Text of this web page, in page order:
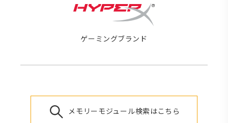
ゲーミングブランド
メモリーモジュール検索はこちら